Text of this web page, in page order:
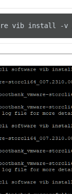
vib install -v